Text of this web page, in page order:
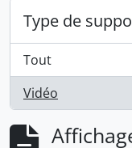
Type de
Tout
Vidéo
, 1 résultats